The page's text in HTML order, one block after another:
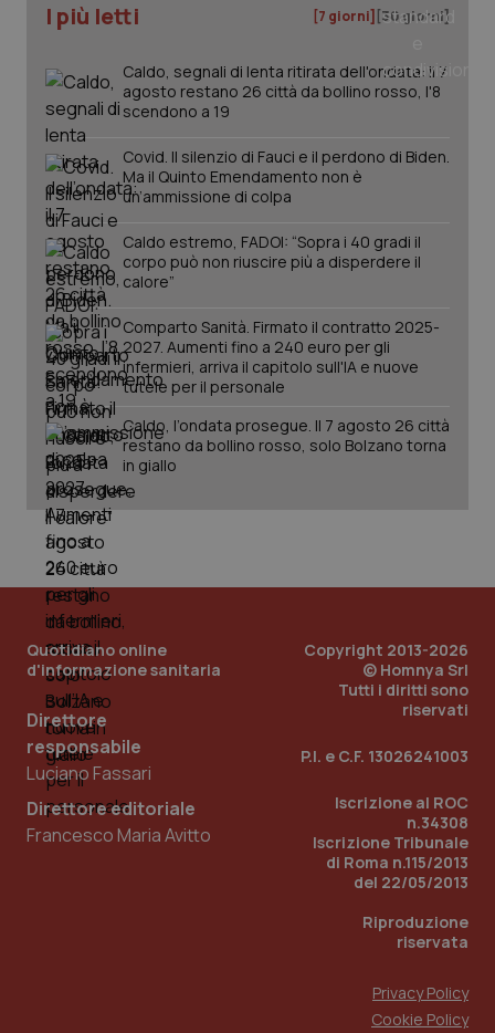
I più letti [7 giorni] [30 giorni]
Caldo, segnali di lenta ritirata dell'ondata: il 7
agosto restano 26 città da bollino rosso, l'8
scendono a 19
Covid. Il silenzio di Fauci e il perdono di Biden.
Ma il Quinto Emendamento non è
un’ammissione di colpa
Caldo estremo, FADOI: “Sopra i 40 gradi il
corpo può non riuscire più a disperdere il
calore”
Comparto Sanità. Firmato il contratto 2025-
2027. Aumenti fino a 240 euro per gli
infermieri, arriva il capitolo sull'IA e nuove
tutele per il personale
Caldo, l’ondata prosegue. Il 7 agosto 26 città
restano da bollino rosso, solo Bolzano torna
in giallo
Quotidiano online
d'informazione sanitaria
Direttore
responsabile
Luciano Fassari
Direttore editoriale
Francesco Maria Avitto
Copyright 2013-2026
© Homnya Srl
Tutti i diritti sono
riservati
P.I. e C.F. 13026241003
Iscrizione al ROC
n.34308
Iscrizione Tribunale
di Roma n.115/2013
del 22/05/2013
Riproduzione
riservata
Privacy Policy
Cookie Policy
tracking-enable
tracking-sites-ironfish-
session-id
www.quotidianosanita.it
_ga
PHP.net
www.quotidianosanita.it